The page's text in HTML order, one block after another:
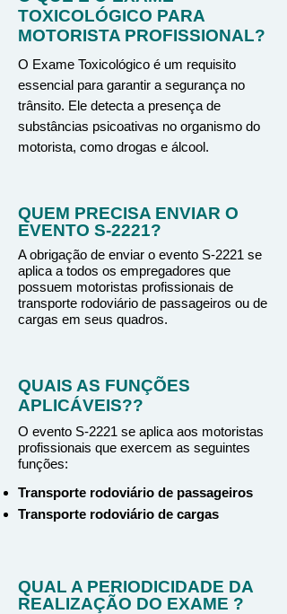
TOXICOLÓGICO PARA
MOTORISTA PROFISSIONAL?
O Exame Toxicológico é um requisito
essencial para garantir a segurança no
trânsito. Ele detecta a presença de
substâncias psicoativas no organismo do
motorista, como drogas e álcool.
QUEM PRECISA ENVIAR O
EVENTO S-2221?
A obrigação de enviar o evento S-2221 se
aplica a todos os empregadores que
possuem motoristas profissionais de
transporte rodoviário de passageiros ou de
cargas em seus quadros.
QUAIS AS FUNÇÕES
APLICÁVEIS??
O evento S-2221 se aplica aos motoristas
profissionais que exercem as seguintes
funções:
Transporte rodoviário de passageiros
Transporte rodoviário de cargas
QUAL A PERIODICIDADE DA
REALIZAÇÃO DO EXAME ?